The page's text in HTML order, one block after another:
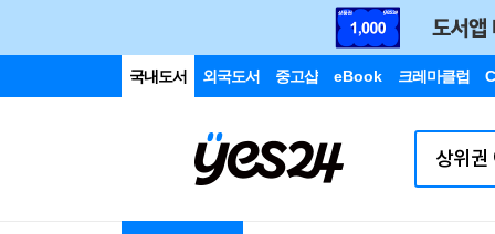
국내도서 외국도서 중고샵 eBook 크레마클럽